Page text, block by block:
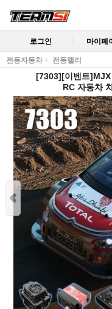
로그인 마이페
전동자동차 전동랠리
[7303][이벤트]MJX
RC 자동차